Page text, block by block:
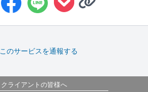
このサービスを通報する
クライアントの皆様へ